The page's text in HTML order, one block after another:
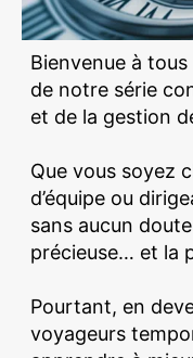
Bienvenue à
de notre série
et de la gestion
Que vous soyez
d’équipe ou
sans aucun
précieuse… et la
Pourtant, en
voyageurs